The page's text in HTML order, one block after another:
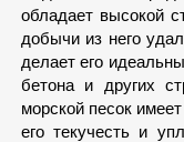
обладает высокой
добычи из него
делает его
бетона и других
морской песок
его текучесть и